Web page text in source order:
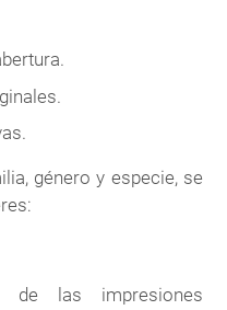
género y especie, se
de las impresiones